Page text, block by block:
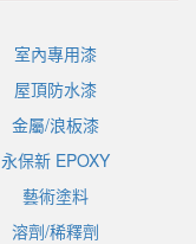
室內專用漆
屋頂防水漆
金屬/浪板漆
永保新 EPOXY
藝術塗料
溶劑/稀釋劑